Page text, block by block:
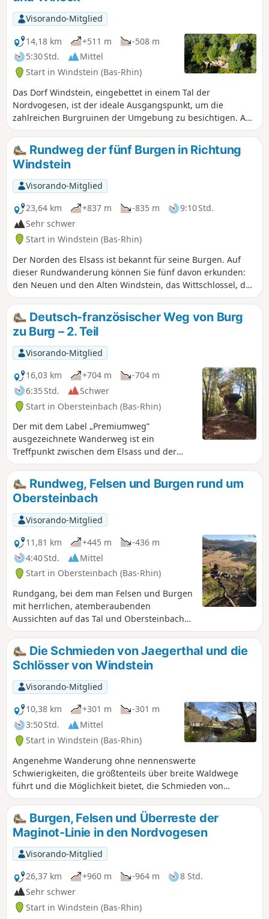
seinen Spitzbogentoren.
Visorando-Mitglied
14,18 km
+511 m
-508 m
5:30 Std.
Mittel
Start in Windstein (Bas-Rhin)
Das Dorf Windstein, eingebettet in einem Tal der
Nordvogesen, ist der ideale Ausgangspunkt, um die
zahlreichen Burgruinen der Umgebung zu besichtigen. Auf
dem Programm der Wanderung stehen die beiden Burgen
Wittschloessel und Wineck. Es besteht die Möglichkeit, die
Burg Schoeneck hinzuzufügen, indem man vorübergehend
von der Route abweicht.
Rundweg der fünf Burgen in Richtung
Windstein
Visorando-Mitglied
23,64 km
+837 m -835 m
9:10 Std.
Sehr schwer
Start in Windstein (Bas-Rhin)
Der Norden des Elsass ist bekannt für seine Burgen. Auf
dieser Rundwanderung können Sie fünf davon erkunden:
den Neuen und den Alten Windstein, das Wittschlossel, den
Wineck und den Schoeneck. Ein Abstecher ermöglicht
zudem den Blick auf die Felsen „Homme“ und „Femme“
sowie einen herrlichen Ausblick auf Dambach und
Neunhoffen. Es handelt sich um eine Wanderung, bei der
sich mehr oder weniger leichte Aufstiege und Abstiege im
Wald ständig abwechseln. Nur der Abschnitt in Richtung
Dambach ist flach.
Deutsch-französischer Weg von Burg
zu Burg – 2. Teil
Visorando-Mitglied
16,03 km
+704 m
-704 m
6:35 Std.
Schwer
Start in Obersteinbach (Bas-Rhin)
Der mit dem Label „Premiumweg”
ausgezeichnete Wanderweg ist ein
Treffpunkt zwischen dem Elsass und der
Pfalz , zwischen Den Nordvogesen und dem
Wasgau: zwei der schönsten
Naturlandschaften Europas dank ihrer
Landschaft aus endlosen Wäldern, zum
Himmel ragenden rosa Sandsteinfelsen und
bemerkenswerten Burgruinen. Dieser
ursprünglich 33 km lange Weg wurde in
zwei Schleifen unterteilt. Hier der zweite Teil
von 16 km.
Rundweg, Felsen und Burgen rund um
Obersteinbach
Visorando-Mitglied
11,81 km
+445 m
-436 m
4:40 Std.
Mittel
Start in Obersteinbach (Bas-Rhin)
Rundgang, bei dem man Felsen und Burgen
mit herrlichen, atemberaubenden
Aussichten auf das Tal und Obersteinbach
besichtigen kann. Man kann den
Bohémiens- oder "Zigeuner"-Felsen, die
Burgruine Wasigenstein, die Burgruine
Klein-Arnsberg sowie den Wachtfels mit
seiner atemberaubenden Aussicht
besichtigen. Ein wenig Asphalt am Anfang
und am Ende der Wanderung. Recht
einfache Wanderung, ich habe sie aufgrund
ihrer Länge als mittelschwer eingestuft.
Die Schmieden von Jaegerthal und die
Schlösser von Windstein
Visorando-Mitglied
10,38 km
+301 m
-301 m
3:50 Std.
Mittel
Start in Windstein (Bas-Rhin)
Angenehme Wanderung ohne nennenswerte
Schwierigkeiten, die größtenteils über breite Waldwege
führt und die Möglichkeit bietet, die Schmieden von
Jaegerthal, die Burgen Nouveau und Vieux Windstein sowie
einige Bunker zu entdecken.
Burgen, Felsen und Überreste der
Maginot-Linie in den Nordvogesen
Visorando-Mitglied
26,37 km
+960 m -964 m
8 Std.
Sehr schwer
Start in Windstein (Bas-Rhin)